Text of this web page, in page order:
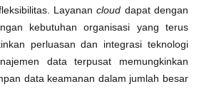
Layanancloud dapat dengan
kebutuhan organisasi yang terus
perluasan dan integrasi teknologi
data terpusat memungkinkan
data keamanan dalam jumlah besar